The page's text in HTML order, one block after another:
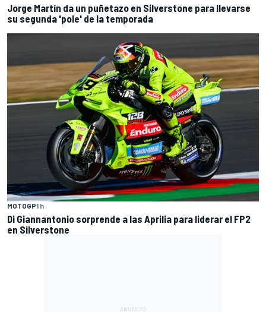
Jorge Martín da un puñetazo en Silverstone para llevarse
su segunda 'pole' de la temporada
MOTOGP1 h
Di Giannantonio sorprende a las Aprilia para liderar el FP2
en Silverstone